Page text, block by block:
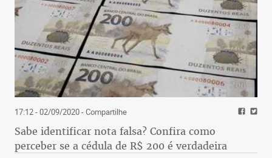
17:12 - 02/09/2020- Compartilhe
Sabe identificar nota falsa? Confira como
perceber se a cédula de R$ 200 é verdadeira